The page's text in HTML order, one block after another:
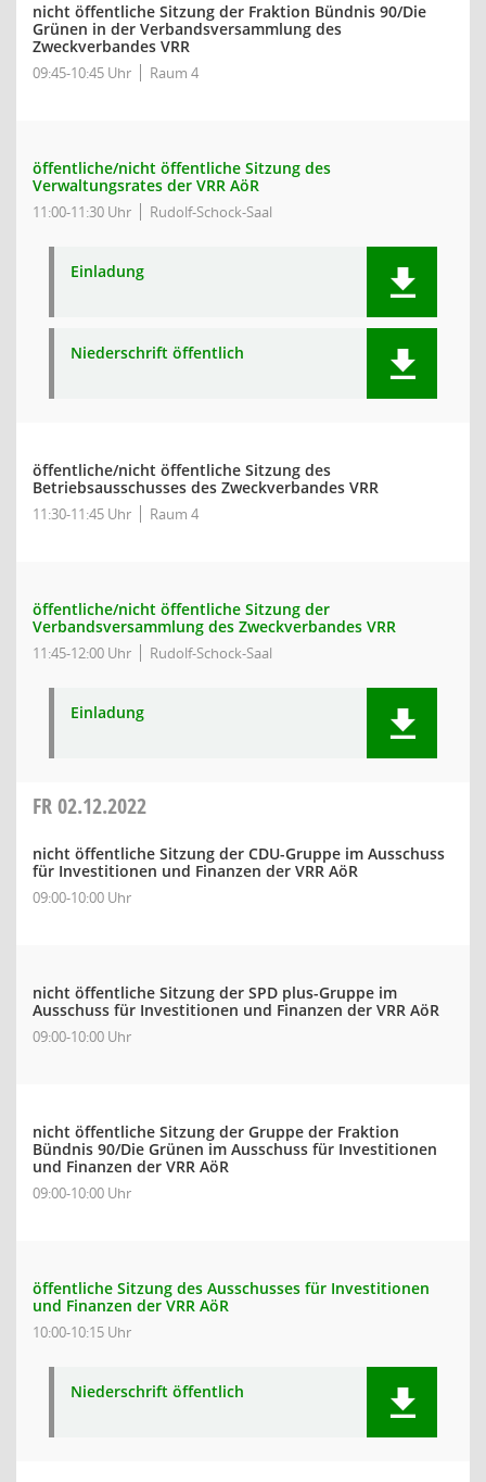
nicht öffentliche Sitzung der Fraktion Bündnis 90/Die
Grünen in der Verbandsversammlung des
Zweckverbandes VRR
09:45-10:45 Uhr Raum 4
öffentliche/nicht öffentliche Sitzung des
Verwaltungsrates der VRR AöR
11:00-11:30 Uhr Rudolf-Schock-Saal
Einladung
Niederschrift öffentlich
öffentliche/nicht öffentliche Sitzung des
Betriebsausschusses des Zweckverbandes VRR
11:30-11:45 Uhr Raum 4
öffentliche/nicht öffentliche Sitzung der
Verbandsversammlung des Zweckverbandes VRR
11:45-12:00 Uhr Rudolf-Schock-Saal
Einladung
FR02.12.2022
nicht öffentliche Sitzung der CDU-Gruppe im Ausschuss
für Investitionen und Finanzen der VRR AöR
09:00-10:00 Uhr
nicht öffentliche Sitzung der SPD plus-Gruppe im
Ausschuss für Investitionen und Finanzen der VRR AöR
09:00-10:00 Uhr
nicht öffentliche Sitzung der Gruppe der Fraktion
Bündnis 90/Die Grünen im Ausschuss für Investitionen
und Finanzen der VRR AöR
09:00-10:00 Uhr
öffentliche Sitzung des Ausschusses für Investitionen
und Finanzen der VRR AöR
10:00-10:15 Uhr
Niederschrift öffentlich